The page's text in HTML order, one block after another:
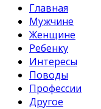
Главная
Мужчине
Женщине
Ребенку
Интересы
Поводы
Профессии
Другое